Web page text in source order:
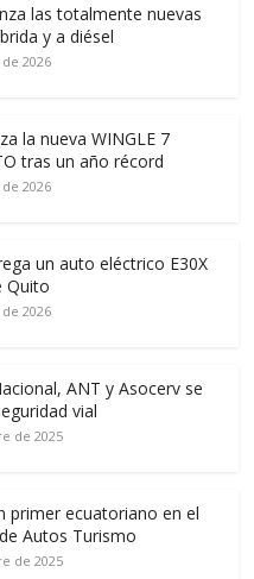
las totalmente nuevas
y a diésel
2026
la nueva WINGLE 7
tras un año récord
2026
un auto eléctrico E30X
Quito
2026
ANT y Asocerv se
vial
de 2025
primer ecuatoriano en el
Autos Turismo
de 2025